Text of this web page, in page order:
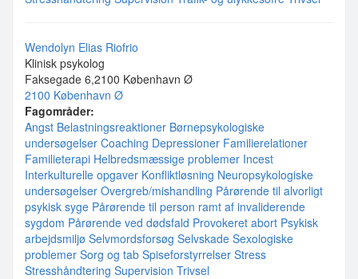
Wendolyn Elias Riofrio
Klinisk psykolog
Faksegade 6,2100 København Ø
2100 København Ø
Fagområder:
Angst Belastningsreaktioner Børnepsykologiske
undersøgelser Coaching Depressioner Familierelationer
Familieterapi Helbredsmæssige problemer Incest
Interkulturelle opgaver Konfliktløsning Neuropsykologiske
undersøgelser Overgreb/mishandling Pårørende til alvorligt
psykisk syge Pårørende til person ramt af invaliderende
sygdom Pårørende ved dødsfald Provokeret abort Psykisk
arbejdsmiljø Selvmordsforsøg Selvskade Sexologiske
problemer Sorg og tab Spiseforstyrrelser Stress
Stresshåndtering Supervision Trivsel